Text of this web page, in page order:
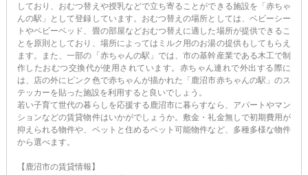
しており、おむつ替えや授乳などで立ち寄ることができる施設を「赤ちゃ
んの駅」として登録しています。おむつ替えの場所としては、ベビーシー
トやベビーベッド、畳の部屋などおむつ替えに適した場所が提供できるこ
とを原則としており、場所によってはミルク用のお湯の提供もしてもらえ
ます。また、一部の「赤ちゃんの駅」では、市の基幹産業である木工で制
作したおむつ交換代が使用されています。赤ちゃん連れで外出する際に
は、店の外にピンク色で赤ちゃんが描かれた「鹿沼市赤ちゃんの駅」のス
テッカーを貼った施設を利用すると良いでしょう。
若い子育て世代の暮らしを応援する鹿沼市に暮らすなら、アパートやマン
ションなどの賃貸物件はいかがでしょうか。敷金・礼金無しで初期費用が
抑えられる物件や、ペットと住めるペット可能物件など、多種多様な物件
から選べます。
【鹿沼市の賃貸情報】